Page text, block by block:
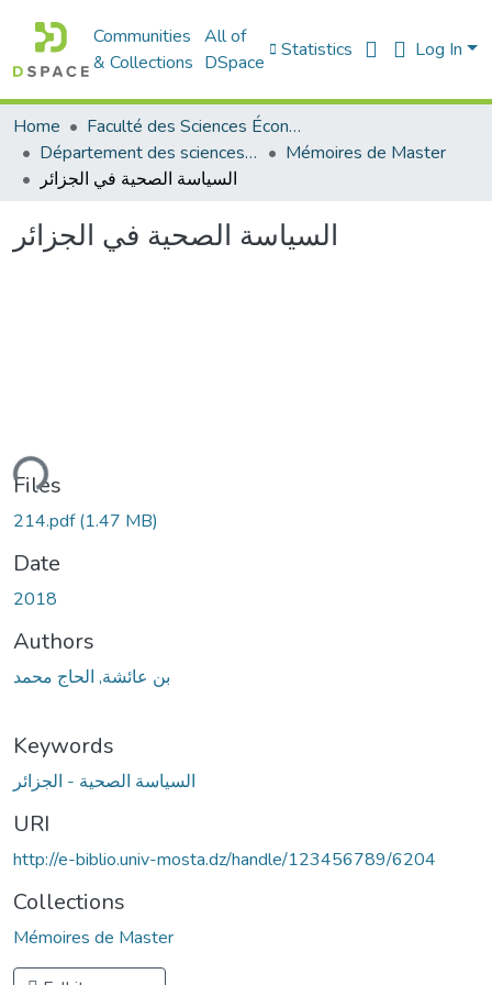
Communities
& Collections
All of
DSpace
Statistics Log In
Home
Faculté des Sciences Économiques Commerciales et des Sciences de Gestion
Département des sciences de gestion
Mémoires de Master
السياسة الصحية في الجزائر
السياسة الصحية في الجزائر
Files
214.pdf(1.47 MB)
Date
2018
Authors
بن عائشة, الحاج محمد
Keywords
السياسة الصحية - الجزائر
URI
http://e-biblio.univ-mosta.dz/handle/123456789/6204
Collections
Mémoires de Master